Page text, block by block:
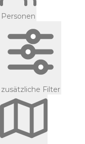
Personen
zusätzliche Filter